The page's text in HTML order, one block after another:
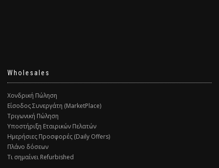
Wholesales
Χονδρική Πώληση
Είσοδος Συνεργάτη (MarketPlace)
Τριγωνική Πώληση
Υποστήριξη Εταιρικών Πελατών
Ημερήσιες Προσφορές (Daily Offers)
Πλάνο δόσεων
Τι σημαίνει Refurbished